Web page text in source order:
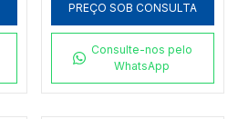
NÍVEL NL2, 65L,
ABERTURA 216MM,
BOLSAS DE SANGUE
PREÇO SOB CONSULTA
Consulte-nos pelo
WhatsApp